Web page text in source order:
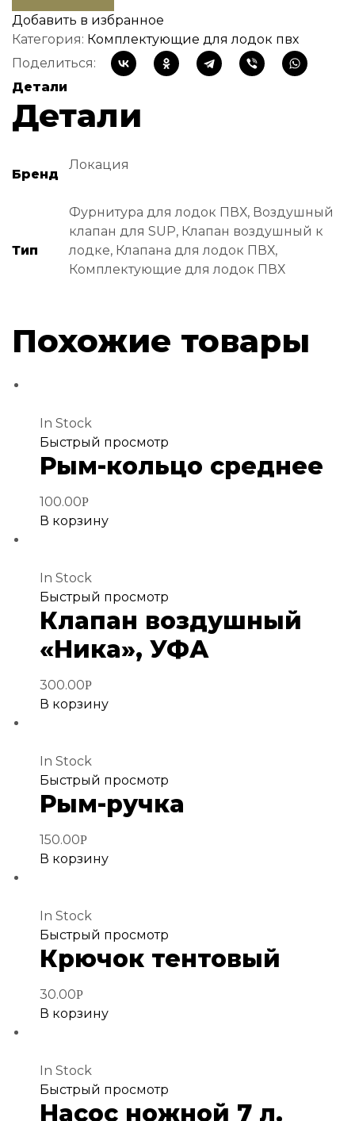
Добавить в избранное
Категория: Комплектующие для лодок пвх
Поделиться:
Детали
Детали
Бренд
Локация
Тип
Фурнитура для лодок ПВХ, Воздушный
клапан для SUP, Клапан воздушный к
лодке, Клапана для лодок ПВХ,
Комплектующие для лодок ПВХ
Похожие товары
In Stock
Добавить
в
Быстрый просмотр
Рым-кольцо среднее
100.00Р
В корзину
In Stock
Добавить
в
Быстрый просмотр
Клапан воздушный
«Ника», УФА
300.00Р
В корзину
In Stock
Добавить
в
избранное
Быстрый просмотр
Рым-ручка
150.00Р
В корзину
In Stock
Добавить
в
избранное
Быстрый просмотр
Крючок тентовый
30.00Р
В корзину
In Stock
Добавить
в
Быстрый просмотр
Насос ножной 7 л.